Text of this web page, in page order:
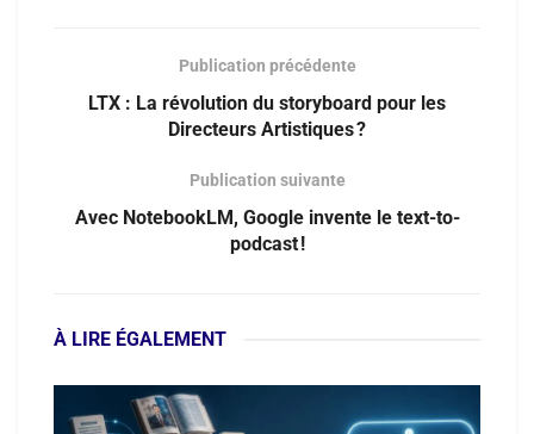
Publication précédente
LTX : La révolution du storyboard pour les
Directeurs Artistiques ?
Publication suivante
Avec NotebookLM, Google invente le text-to-
podcast !
À LIRE ÉGALEMENT